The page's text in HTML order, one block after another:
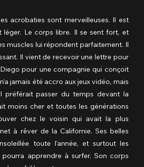
acrobaties sont merveilleuses. Il est
léger. Le corps libre. Il se sent fort, et
muscles lui répondent parfaitement. Il
Il vient de recevoir une lettre pour
pour une compagnie qui conçoit
jamais été accro aux jeux vidéo, mais
préférait passer du temps devant la
moins cher et toutes les générations
chez le voisin qui avait la plus
à rêver de la Californie. Ses belles
toute l’année, et surtout les
pourra apprendre à surfer. Son corps